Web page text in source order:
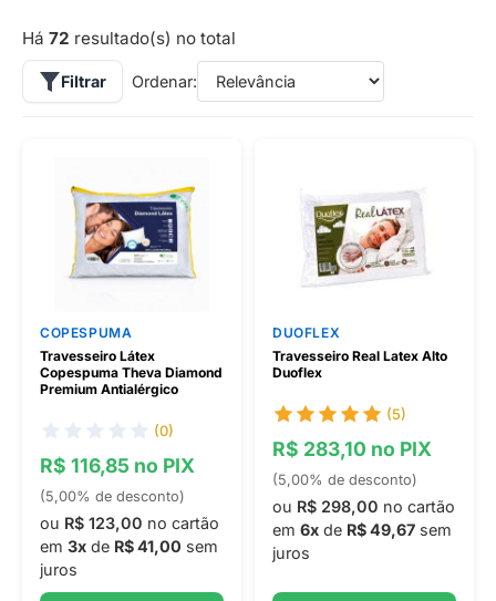
Há 72 resultado(s) no total
Filtrar Ordenar:
COPESPUMA
Travesseiro Látex
Copespuma Theva Diamond
Premium Antialérgico
(0)
R$ 116,85 no PIX
(5,00% de desconto)
ou R$ 123,00 no cartão
em 3x de R$ 41,00 sem
juros
DUOFLEX
Travesseiro Real Latex Alto
Duoflex
(5)
R$ 283,10 no PIX
(5,00% de desconto)
ou R$ 298,00 no cartão
em 6x de R$ 49,67 sem
juros